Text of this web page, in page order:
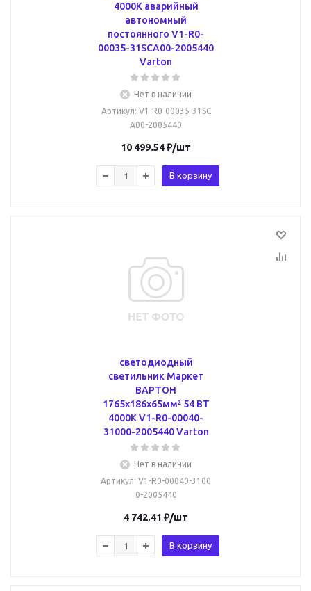
4000К аварийный
автономный
постоянного V1-R0-
00035-31SCA00-2005440
Varton
Нет в наличии
Артикул: V1-R0-00035-31SC
A00-2005440
10 499.54₽/шт
В корзину
светодиодный
светильник Маркет
ВАРТОН
1765х186х65мм² 54 ВТ
4000К V1-R0-00040-
31000-2005440 Varton
Нет в наличии
Артикул: V1-R0-00040-3100
0-2005440
4 742.41 ₽/шт
В корзину